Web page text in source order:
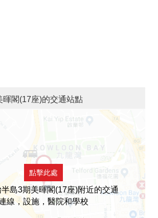
暉閣(17座)的交通站點
點擊此處
島3期美暉閣(17座)附近的交通
線，設施，醫院和學校